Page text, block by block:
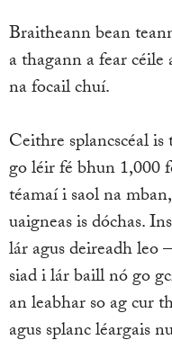
Braitheann bean
a thagann a fear
na focail chuí.
Ceithre splancscéal is
go léir fé bhun 1,000
téamaí i saol na
uaigneas is dóchas.
lár agus deireadh leo
siad i lár baill nó go
an leabhar so ag cur
agus splanc léargais